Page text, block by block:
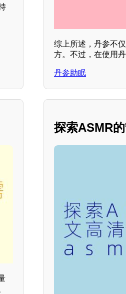
综上所述，丹参不
方。不过，在使用
丹参助眠
探索ASMR